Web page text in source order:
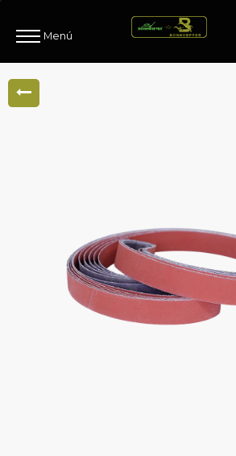
Menú